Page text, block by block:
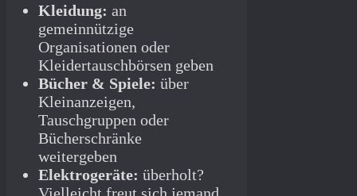
Kleidung: an
gemeinnützige
Organisationen oder
Kleidertauschbörsen geben
Bücher & Spiele: über
Kleinanzeigen,
Tauschgruppen oder
Bücherschränke
weitergeben
Elektrogeräte: überholt?